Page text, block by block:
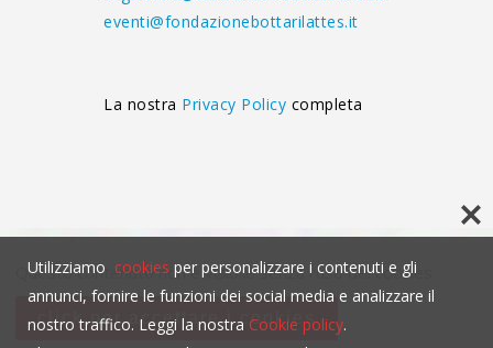
eventi@fondazionebottarilattes.it
La nostra Privacy Policy completa
Questo contenuto non è visibile senza l'uso dei cookies.
click per accettare i cookies
Utilizziamo cookies per personalizzare i contenuti e gli
annunci, fornire le funzioni dei social media e analizzare il
nostro traffico. Leggi la nostra Cookie policy.